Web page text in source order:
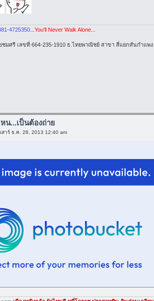
4725350 ...You'll Never Walk Alone
มศรี เลขที่ 664-235-1910 ธ.ไทยพาณิชย์ สาขา สี่แยกสันกำแพง
น...เป็นต้องถ่าย
สาร์ ธ.ค. 28, 2013 12:40 am